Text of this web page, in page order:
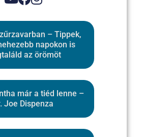
– Tippek,
napokon is
az örömöt
már a tiéd lenne –
Joe Dispenza